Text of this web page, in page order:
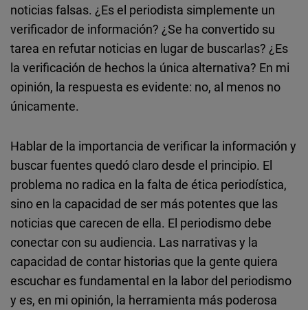
noticias falsas. ¿Es el periodista simplemente un
verificador de información? ¿Se ha convertido su
tarea en refutar noticias en lugar de buscarlas? ¿Es
la verificación de hechos la única alternativa? En mi
opinión, la respuesta es evidente: no, al menos no
únicamente.
Hablar de la importancia de verificar la información y
buscar fuentes quedó claro desde el principio. El
problema no radica en la falta de ética periodística,
sino en la capacidad de ser más potentes que las
noticias que carecen de ella. El periodismo debe
conectar con su audiencia. Las narrativas y la
capacidad de contar historias que la gente quiera
escuchar es fundamental en la labor del periodismo
y es, en mi opinión, la herramienta más poderosa